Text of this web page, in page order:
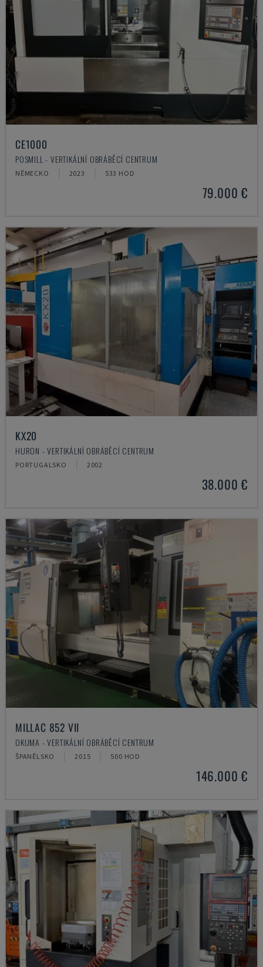
CE1000
POSMILL - VERTIKÁLNÍ OBRÁBĚCÍ CENTRUM
NĚMECKO 2023 533 HOD
79.000 €
KX20
HURON - VERTIKÁLNÍ OBRÁBĚCÍ CENTRUM
PORTUGALSKO 2002
38.000 €
MILLAC 852 VII
OKUMA - VERTIKÁLNÍ OBRÁBĚCÍ CENTRUM
ŠPANĚLSKO 2015 500 HOD
146.000 €